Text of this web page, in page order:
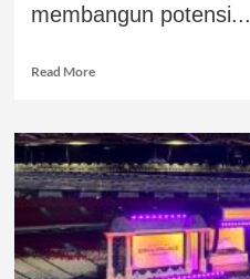
membangun potensi...
Read More